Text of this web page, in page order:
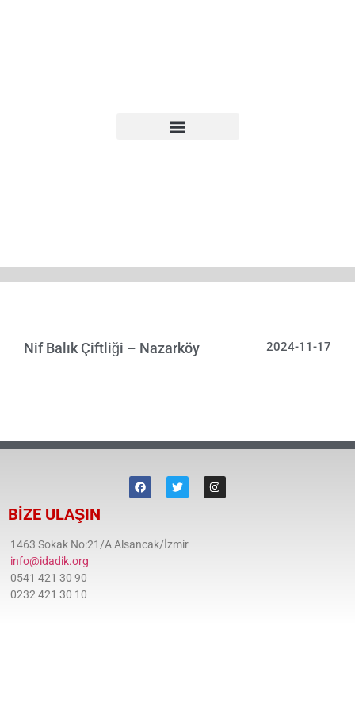
Nif Balık Çiftliği – Nazarköy 2024-11-17
BİZE ULAŞIN
1463 Sokak No:21/A Alsancak/İzmir
info@idadik.org
0541 421 30 90
0232 421 30 10